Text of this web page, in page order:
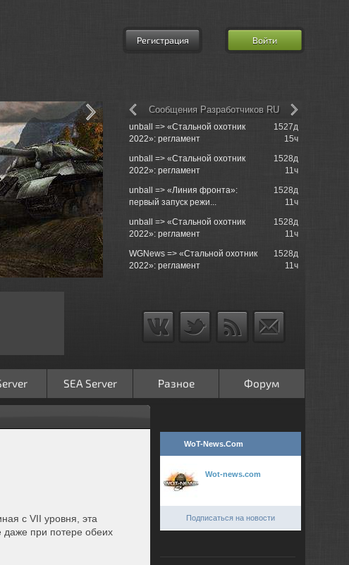
Регистрация Войти
unball => «Стальной охотник
2022»: регламент
1527д
15ч
unball => «Стальной охотник
2022»: регламент
1528д
11ч
unball => «Линия фронта»:
первый запуск режи...
1528д
11ч
unball => «Стальной охотник
2022»: регламент
1528д
11ч
WGNews => «Стальной охотник
2022»: регламент
1528д
11ч
Сообщения Разработчиков RU
SEA Server Разное Форум
с VII уровня, эта
даже при потере обеих
WoT-News.Com
Wot-news.com
Подписаться на новости